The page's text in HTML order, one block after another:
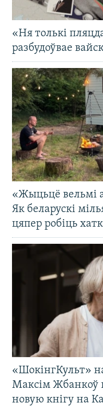
«Ня толькі
разбудоўвае
«Жыцьцё вельмі
Як беларускі
цяпер робіць
«ШокінгКульт»
Максім Жбанкоў
новую кнігу на